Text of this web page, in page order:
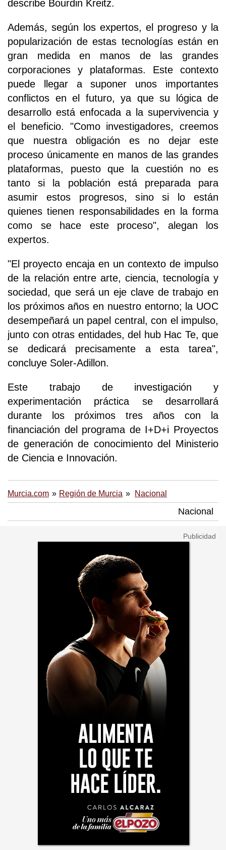
describe Bourdin Kreitz.
Además, según los expertos, el progreso y la
popularización de estas tecnologías están en
gran medida en manos de las grandes
corporaciones y plataformas. Este contexto
puede llegar a suponer unos importantes
conflictos en el futuro, ya que su lógica de
desarrollo está enfocada a la supervivencia y
el beneficio. "Como investigadores, creemos
que nuestra obligación es no dejar este
proceso únicamente en manos de las grandes
plataformas, puesto que la cuestión no es
tanto si la población está preparada para
asumir estos progresos, sino si lo están
quienes tienen responsabilidades en la forma
como se hace este proceso", alegan los
expertos.
"El proyecto encaja en un contexto de impulso
de la relación entre arte, ciencia, tecnología y
sociedad, que será un eje clave de trabajo en
los próximos años en nuestro entorno; la UOC
desempeñará un papel central, con el impulso,
junto con otras entidades, del hub Hac Te, que
se dedicará precisamente a esta tarea",
concluye Soler-Adillon.
Este trabajo de investigación y
experimentación práctica se desarrollará
durante los próximos tres años con la
financiación del programa de I+D+i Proyectos
de generación de conocimiento del Ministerio
de Ciencia e Innovación.
Murcia.com Región de Murcia Nacional
Nacional